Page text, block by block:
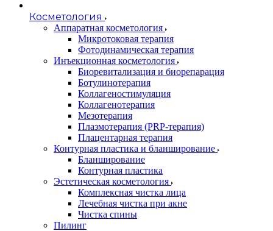
Косметология
Аппаратная косметология
Микротоковая терапия
Фотодинамическая терапия
Инъекционная косметология
Биоревитализация и биорепарация
Ботулинотерапия
Коллагеностимуляция
Коллагенотерапия
Мезотерапия
Плазмотерапия (PRP-терапия)
Плацентарная терапия
Контурная пластика и бланширование
Бланширование
Контурная пластика
Эстетическая косметология
Комплексная чистка лица
Лечебная чистка при акне
Чистка спины
Пилинг